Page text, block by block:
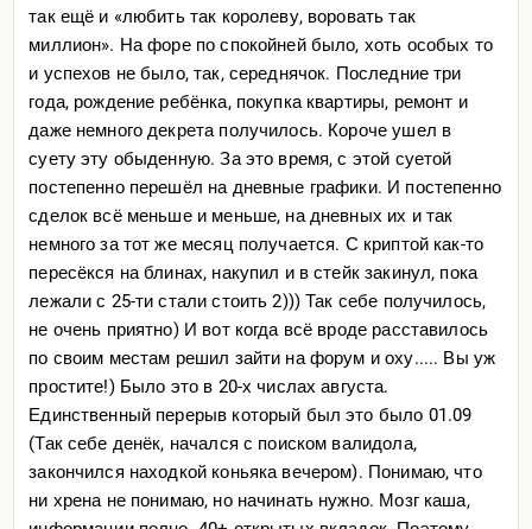
так ещё и «любить так королеву, воровать так
миллион». На форе по спокойней было, хоть особых то
и успехов не было, так, середнячок. Последние три
года, рождение ребёнка, покупка квартиры, ремонт и
даже немного декрета получилось. Короче ушел в
суету эту обыденную. За это время, с этой суетой
постепенно перешёл на дневные графики. И постепенно
сделок всё меньше и меньше, на дневных их и так
немного за тот же месяц получается. С криптой как-то
пересёкся на блинах, накупил и в стейк закинул, пока
лежали с 25-ти стали стоить 2))) Так себе получилось,
не очень приятно) И вот когда всё вроде расставилось
по своим местам решил зайти на форум и оху..... Вы уж
простите!) Было это в 20-х числах августа.
Единственный перерыв который был это было 01.09
(Так себе денёк, начался с поиском валидола,
закончился находкой коньяка вечером). Понимаю, что
ни хрена не понимаю, но начинать нужно. Мозг каша,